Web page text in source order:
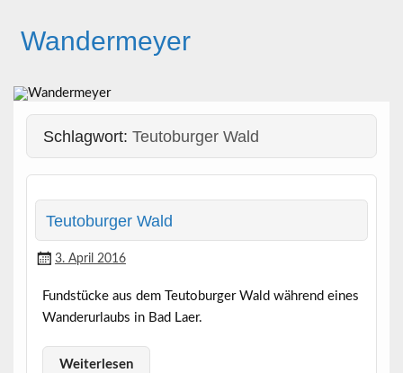
contentWandermeyer
Schlagwort:Teutoburger Wald
Teutoburger Wald
3. April 2016
Fundstücke aus dem Teutoburger Wald während eines
Wanderurlaubs in Bad Laer.
Weiterlesen